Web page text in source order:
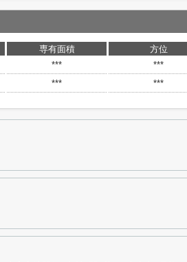
専有面積 方位
*** ***
*** ***